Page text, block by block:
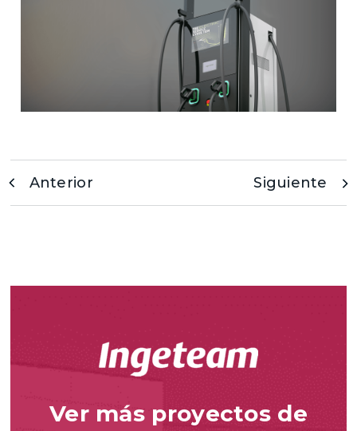
Anterior Siguiente
Ver más proyectos de